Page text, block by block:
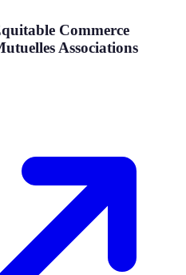
Commerce
Associations